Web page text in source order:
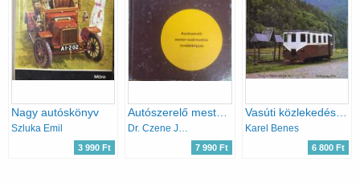
Nagy autóskönyv
Szluka Emil
3 990 Ft
Autószerelő mester-szakmunkás továbbképzés tananyag
Dr. Czene János; Dr. Varga Zoltán
7 990 Ft
Vasúti közlekedés kárpátalján
Karel Benes
6 800 Ft